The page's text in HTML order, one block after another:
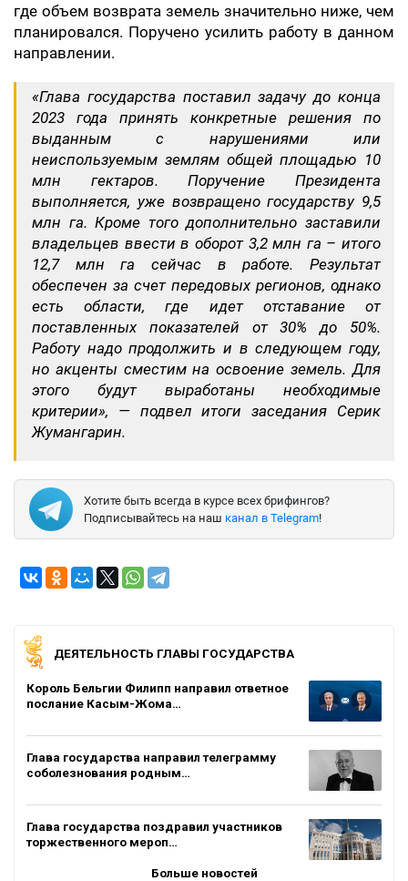
где объем возврата земель значительно ниже, чем
планировался. Поручено усилить работу в данном
направлении.
«Глава государства поставил задачу до конца
2023 года принять конкретные решения по
выданным с нарушениями или
неиспользуемым землям общей площадью 10
млн гектаров. Поручение Президента
выполняется, уже возвращено государству 9,5
млн га. Кроме того дополнительно заставили
владельцев ввести в оборот 3,2 млн га – итого
12,7 млн га сейчас в работе. Результат
обеспечен за счет передовых регионов, однако
есть области, где идет отставание от
поставленных показателей от 30% до 50%.
Работу надо продолжить и в следующем году,
но акценты сместим на освоение земель. Для
этого будут выработаны необходимые
критерии», — подвел итоги заседания Серик
Жумангарин.
Хотите быть всегда в курсе всех брифингов?
Подписывайтесь на наш канал в Telegram!
ДЕЯТЕЛЬНОСТЬ ГЛАВЫ ГОСУДАРСТВА
Король Бельгии Филипп направил ответное
послание Касым-Жома…
Глава государства направил телеграмму
соболезнования родным…
Глава государства поздравил участников
торжественного мероп…
Больше новостей